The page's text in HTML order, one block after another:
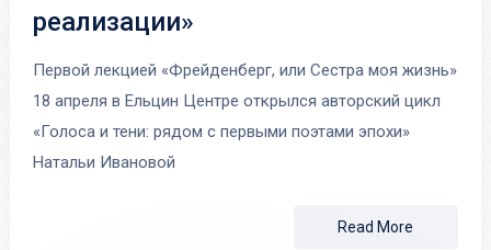
реализации»
Первой лекцией «Фрейденберг, или Сестра моя жизнь»
18 апреля в Ельцин Центре открылся авторский цикл
«Голоса и тени: рядом с первыми поэтами эпохи»
Натальи Ивановой
Read More